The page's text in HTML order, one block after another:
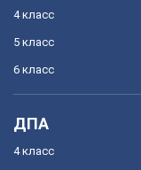
4 класс
5 класс
6 класс
ДПА
4 класс